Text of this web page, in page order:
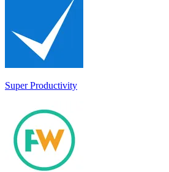
Super Productivity